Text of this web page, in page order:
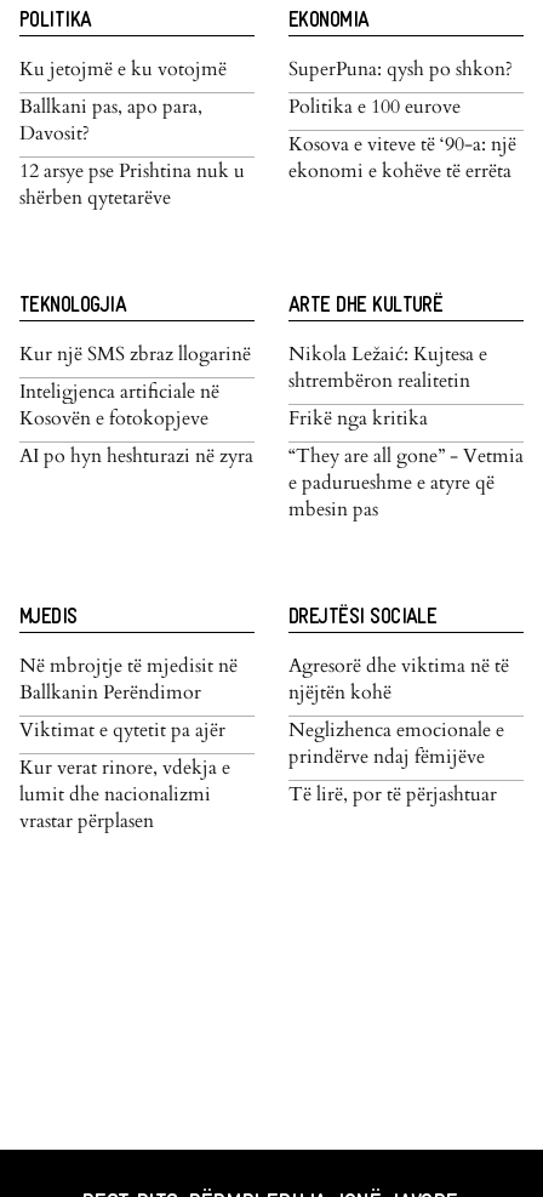
POLITIKA
Ku jetojmë e ku votojmë
Ballkani pas, apo para,
Davosit?
12 arsye pse Prishtina nuk u
shërben qytetarëve
EKONOMIA
SuperPuna: qysh po shkon?
Politika e 100 eurove
Kosova e viteve të ‘90-a: një
ekonomi e kohëve të errëta
TEKNOLOGJIA
Kur një SMS zbraz llogarinë
Inteligjenca artificiale në
Kosovën e fotokopjeve
AI po hyn heshturazi në zyra
ARTE DHE KULTURË
Nikola Ležaić: Kujtesa e
shtrembëron realitetin
Frikë nga kritika
“They are all gone” - Vetmia
e padurueshme e atyre që
mbesin pas
MJEDIS
Në mbrojtje të mjedisit në
Ballkanin Perëndimor
Viktimat e qytetit pa ajër
Kur verat rinore, vdekja e
lumit dhe nacionalizmi
vrastar përplasen
DREJTËSI SOCIALE
Agresorë dhe viktima në të
njëjtën kohë
Neglizhenca emocionale e
prindërve ndaj fëmijëve
Të lirë, por të përjashtuar